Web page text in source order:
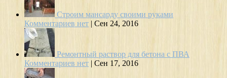
Строим мансарду своими руками
Комментариев нет | Сен 24, 2016
Ремонтный раствор для бетона с ПВА
Комментариев нет | Сен 17, 2016